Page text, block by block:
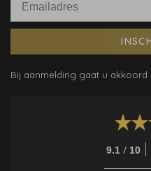
Bij aanmelding gaat u akkoord
9.1 / 10